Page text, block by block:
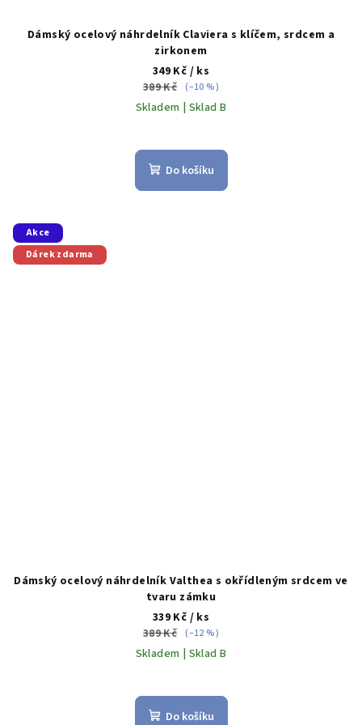
Dámský ocelový náhrdelník Claviera s klíčem, srdcem a
zirkonem
349 Kč / ks
389 Kč (–10 %)
Skladem | Sklad B
Do košíku
Akce
Dárek zdarma
Dámský ocelový náhrdelník Valthea s okřídleným srdcem ve
tvaru zámku
339 Kč / ks
389 Kč (–12 %)
Skladem | Sklad B
Do košíku